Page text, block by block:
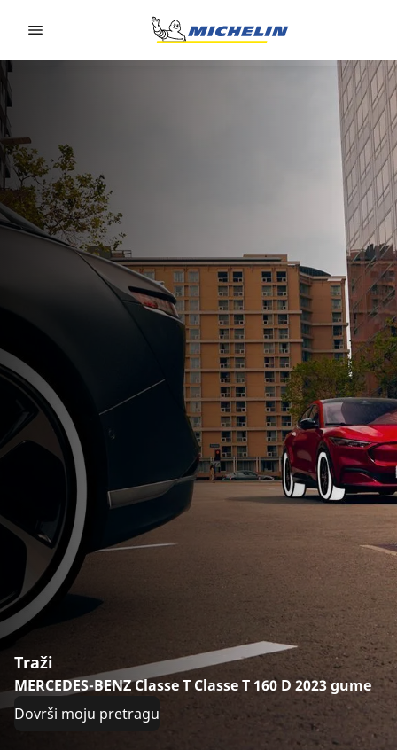
Traži
MERCEDES-BENZ Classe T Classe T 160 D 2023 gume
Dovrši moju pretragu